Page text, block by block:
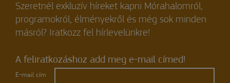
Szeretnél exkluzív híreket kapni Mórahalomról,
programokról, élményekről és még sok minden
másról? Iratkozz fel hírlevelünkre!
A feliratkozáshoz add meg e-mail címed!
E-mail cím